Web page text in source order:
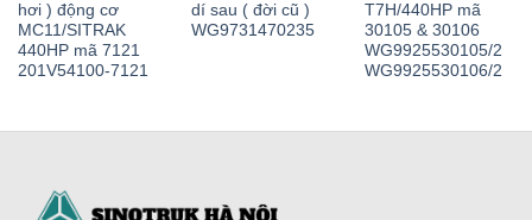
hơi ) động cơ
MC11/SITRAK
440HP mã 7121
201V54100-7121
dí sau ( đời cũ )
WG9731470235
T7H/440HP mã
30105 & 30106
WG9925530105/2
WG9925530106/2